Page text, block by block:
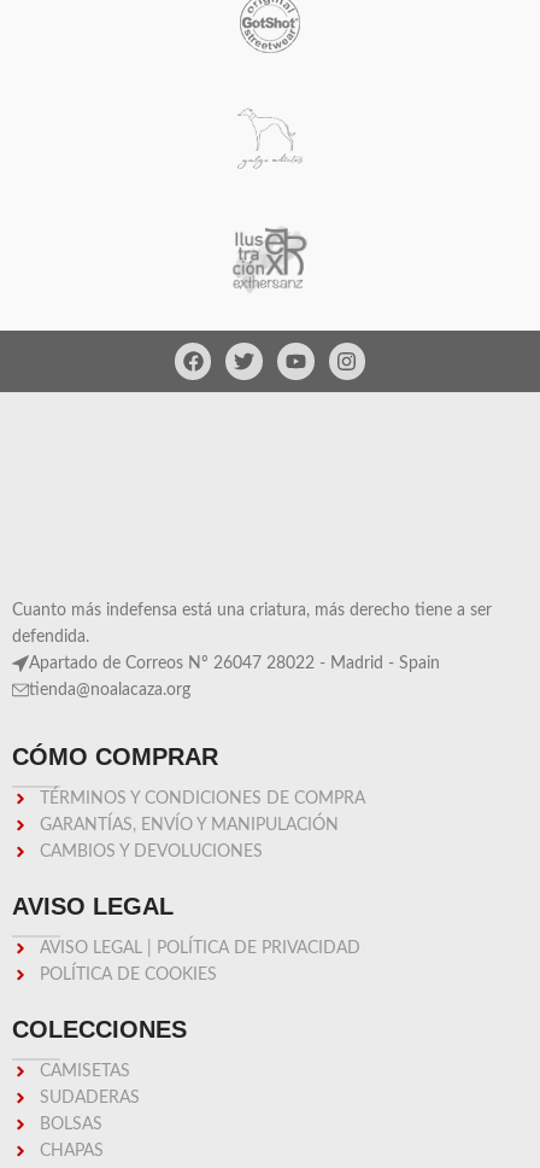
Cuanto más indefensa está una criatura, más derecho tiene a ser
defendida.
Apartado de Correos Nº 26047 28022 - Madrid - Spain
tienda@noalacaza.org
CÓMO COMPRAR
TÉRMINOS Y CONDICIONES DE COMPRA
GARANTÍAS, ENVÍO Y MANIPULACIÓN
CAMBIOS Y DEVOLUCIONES
AVISO LEGAL
AVISO LEGAL | POLÍTICA DE PRIVACIDAD
POLÍTICA DE COOKIES
COLECCIONES
CAMISETAS
SUDADERAS
BOLSAS
CHAPAS